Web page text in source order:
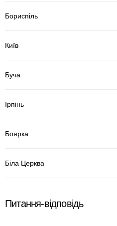
Бориспіль
Київ
Буча
Ірпінь
Боярка
Біла Церква
Питання-відповідь